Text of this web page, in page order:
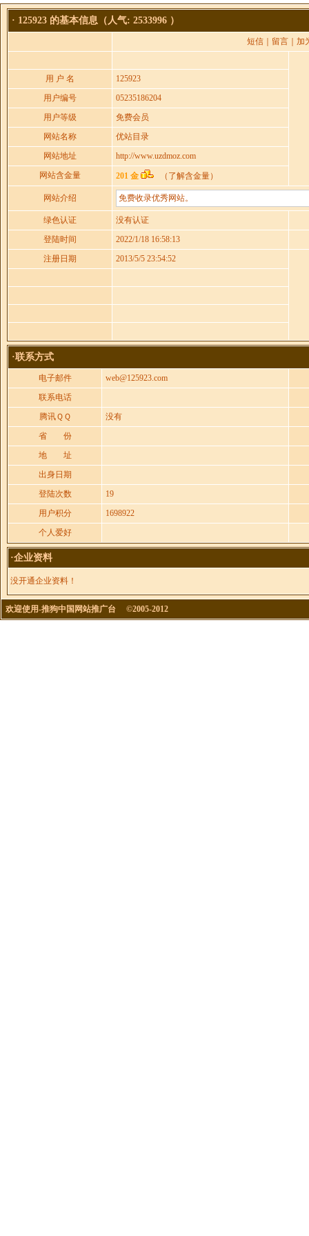
· 125923 的基本信息（人气: 2533996 ）
短信 留言 加
用 户 名
125923
用户编号
05235186204
用户等级
免费会员
网站名称
优站目录
网站地址
http://www.uzdmoz.com
网站含金量
201 金 （ 了解含金量）
网站介绍 免费收录优秀网站。
绿色认证
没有认证
登陆时间
2022/1/18 16:58:13
注册日期
2013/5/5 23:54:52
·联系方式
电子邮件
web@125923.com
联系电话
腾讯ＱＱ
没有
省 份
地 址
出身日期
登陆次数
19
用户积分
1698922
个人爱好
·企业资料
没开通企业资料！
欢迎使用-推狗中国网站推广台 ©2005-2012